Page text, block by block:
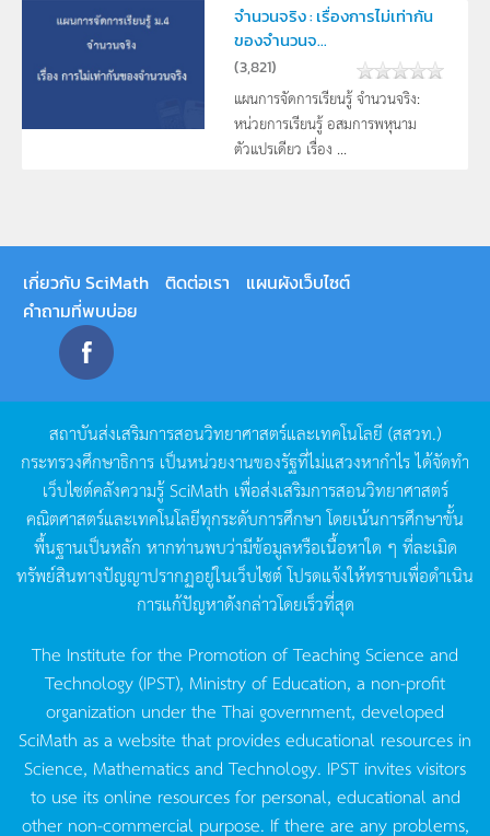
จำนวนจริง : เรื่องการไม่เท่ากัน
ของจำนวนจ...
(3,821)
แผนการจัดการเรียนรู้ จำนวนจริง:
หน่วยการเรียนรู้ อสมการพหุนาม
ตัวแปรเดียว เรื่อง ...
เกี่ยวกับ SciMath ติดต่อเรา
แผนผังเว็บไซต์
คำถามที่พบบ่อย
สถาบันส่งเสริมการสอนวิทยาศาสตร์และเทคโนโลยี (สสวท.)
กระทรวงศึกษาธิการ เป็นหน่วยงานของรัฐที่ไม่แสวงหากำไรได้จัดทำ
เว็บไซต์คลังความรู้SciMath เพื่อส่งเสริมการสอนวิทยาศาสตร์
คณิตศาสตร์และเทคโนโลยีทุกระดับการศึกษา โดยเน้นการศึกษาขั้น
พื้นฐานเป็นหลัก หากท่านพบว่ามีข้อมูลหรือเนื้อหาใด ๆ ที่ละเมิด
ทรัพย์สินทางปัญญาปรากฏอยู่ในเว็บไซต์โปรดแจ้งให้ทราบเพื่อดำเนิน
การแก้ปัญหาดังกล่าวโดยเร็วที่สุด
The Institute for the Promotion of Teaching Science and
Technology (IPST), Ministry of Education, a non-profit
organization under the Thai government, developed
SciMath as a website that provides educational resources in
Science, Mathematics and Technology. IPST invites visitors
to use its online resources for personal, educational and
other non-commercial purpose. If there are any problems,